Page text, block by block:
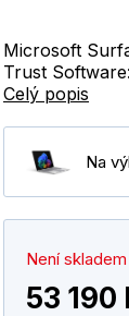
Microsoft
Trust
Celý popis
Na
Není skladem
53 190